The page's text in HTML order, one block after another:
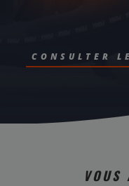
CONSULTER
VOUS